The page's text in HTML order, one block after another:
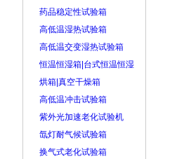
药品稳定性试验箱
高低温湿热试验箱
高低温交变湿热试验箱
恒温恒湿箱|台式恒温恒湿
烘箱|真空干燥箱
高低温冲击试验箱
紫外光加速老化试验机
氙灯耐气候试验箱
换气式老化试验箱